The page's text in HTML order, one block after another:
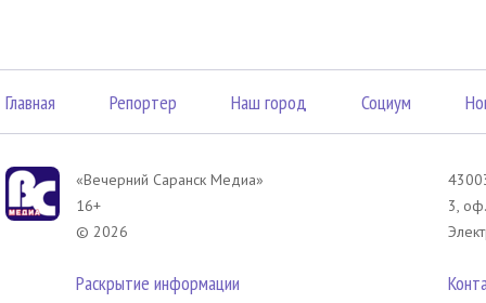
Главная Репортер Наш город Социум
«Вечерний Саранск Mедиа»
16+
© 2026
Раскрытие информации
3,